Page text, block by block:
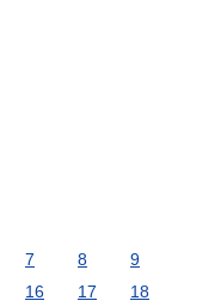
7 8
9
16 17
18